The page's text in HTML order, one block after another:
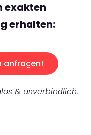
exakten
erhalten:
anfragen!
& unverbindlich.